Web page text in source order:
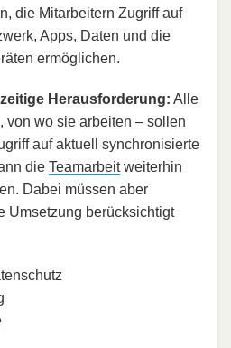
die Mitarbeitern Zugriff auf
Apps, Daten und die
ermöglichen.
Herausforderung: Alle
von wo sie arbeiten – sollen
auf aktuell synchronisierte
die Teamarbeitweiterhin
Dabei müssen aber
Umsetzung berücksichtigt